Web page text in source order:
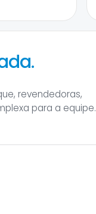
revendedoras,
para a equipe.